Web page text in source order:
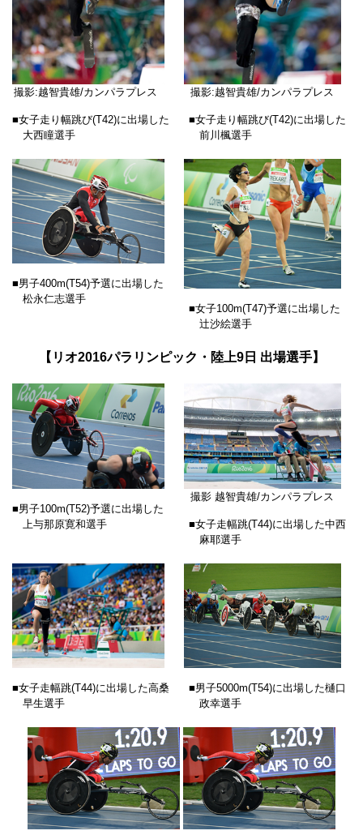
撮影:越智貴雄/カンパラプレス
■女子走り幅跳び(T42)に出場した
大西瞳選手
撮影:越智貴雄/カンパラプレス
■女子走り幅跳び(T42)に出場した
前川楓選手
■男子400m(T54)予選に出場した
松永仁志選手
■女子100m(T47)予選に出場した
辻沙絵選手
【リオ2016パラリンピック・陸上9日 出場選手】
■男子100m(T52)予選に出場した
上与那原寛和選手
撮影 越智貴雄/カンパラプレス
■女子走幅跳(T44)に出場した中西
麻耶選手
■女子走幅跳(T44)に出場した高桑
早生選手
■男子5000m(T54)に出場した樋口
政幸選手